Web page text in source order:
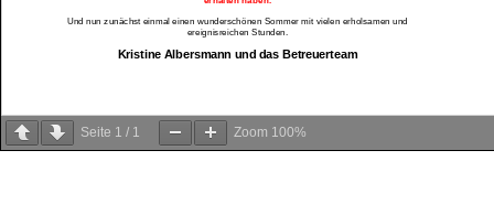
Seite 1 / 1 Zoom 100%